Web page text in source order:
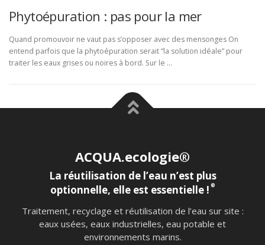
Phytoépuration : pas pour la mer
Quand promouvoir ne vaut pas s’opposer avec des mensonges On
entend parfois que la phytoépuration serait “la solution idéale” pour
traiter les eaux grises ou noires à bord. Sur le …
ACQUA.ecologie®
La réutilisation de l’eau n’est plus
optionnelle, elle est essentielle ! ®
Traitement, recyclage et réutilisation de l’eau sur site :
eaux usées, eaux industrielles, eau potable et
environnements marins.